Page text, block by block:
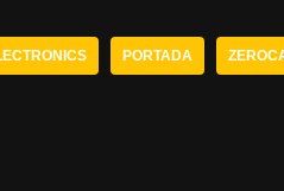
PORTADA